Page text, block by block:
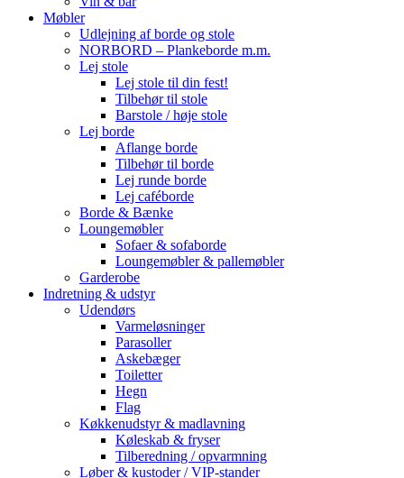
Møbler
Udlejning af borde og stole
NORBORD – Plankeborde m.m.
Lej stole
Lej stole til din fest!
Tilbehør til stole
Barstole / høje stole
Lej borde
Aflange borde
Tilbehør til borde
Lej runde borde
Lej caféborde
Borde & Bænke
Loungemøbler
Sofaer & sofaborde
Loungemøbler & pallemøbler
Garderobe
Indretning & udstyr
Udendørs
Varmeløsninger
Parasoller
Askebæger
Toiletter
Hegn
Flag
Køkkenudstyr & madlavning
Køleskab & fryser
Tilberedning / opvarmning
Løber & kustoder / VIP-stander